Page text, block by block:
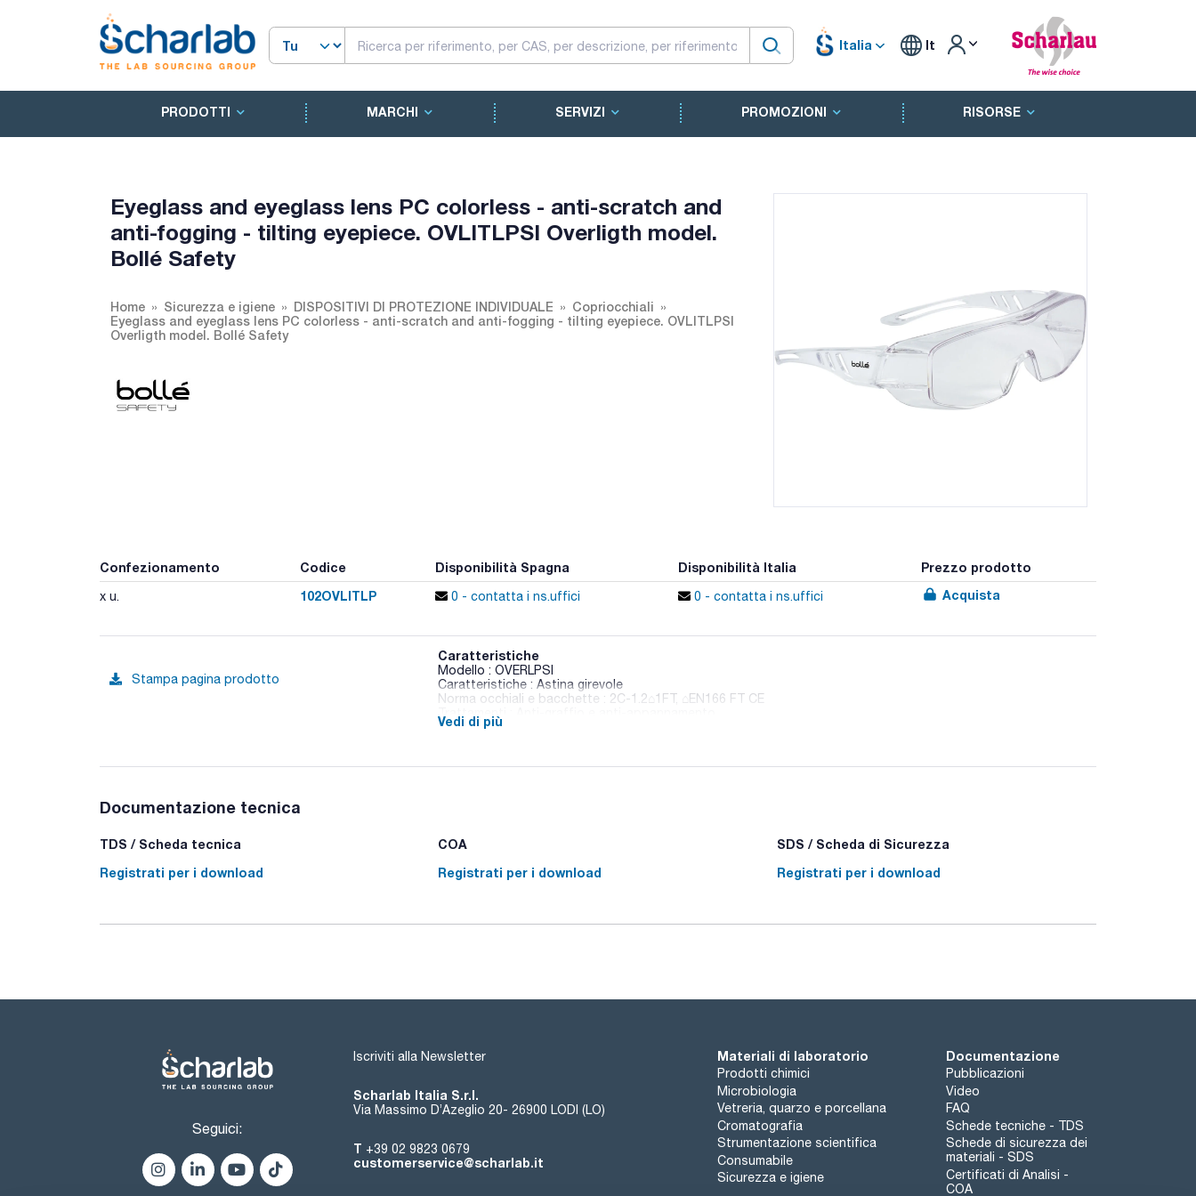
Italia It
PRODOTTI MARCHI SERVIZI PROMOZIONI RISORSE
Eyeglass and eyeglass lens PC colorless - anti-scratch and
anti-fogging - tilting eyepiece. OVLITLPSI Overligth model.
Bollé Safety
Home Sicurezza e igiene DISPOSITIVI DI PROTEZIONE INDIVIDUALE
Copriocchiali
Eyeglass and eyeglass lens PC colorless - anti-scratch and anti-fogging - tilting eyepiece. OVLITLPSI
Overligth model. Bollé Safety
Confezionamento Codice Disponibilità Spagna Disponibilità Italia Prezzo prodotto
x u. 102OVLITLP 0 - contatta i ns.uffici 0 - contatta i ns.uffici Acquista
Stampa pagina prodotto
Caratteristiche
Modello : OVERLPSI
Caratteristiche : Astina girevole
Norma occhiali e bacchette : 2C-1.2⌂1FT, ⌂EN166 FT CE
Peso (g) : 33
Occhiali di vista classica, adattabili e moderni.
Vedi di più
Documentazione tecnica
TDS / Scheda tecnica
Registrati per i download
COA
Registrati per i download
SDS / Scheda di Sicurezza
Registrati per i download
Seguici:
Iscriviti alla Newsletter
Scharlab Italia S.r.l.
Via Massimo D’Azeglio 20- 26900 LODI (LO)
T +39 02 9823 0679
customerservice@scharlab.it
Materiali di laboratorio
Prodotti chimici
Microbiologia
Vetreria, quarzo e porcellana
Cromatografia
Strumentazione scientifica
Consumabile
Sicurezza e igiene
Documentazione
Pubblicazioni
Video
FAQ
Schede tecniche - TDS
Schede di sicurezza dei
materiali - SDS
Certificati di Analisi -
COA